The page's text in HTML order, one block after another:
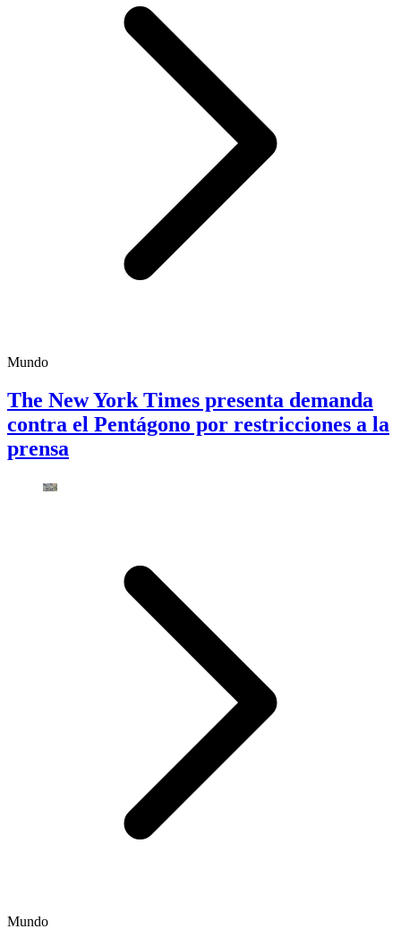
Mundo
The New York Times presenta demanda
contra el Pentágono por restricciones a la
prensa
Mundo